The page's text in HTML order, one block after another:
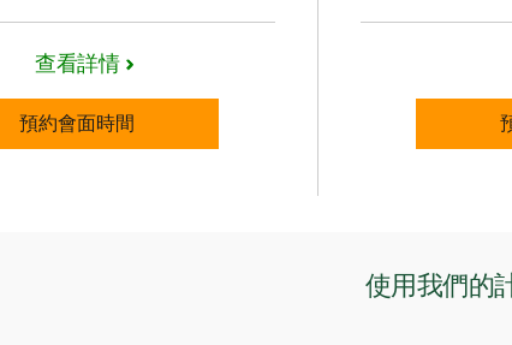
查看詳情
預約會面時間
使用我們的